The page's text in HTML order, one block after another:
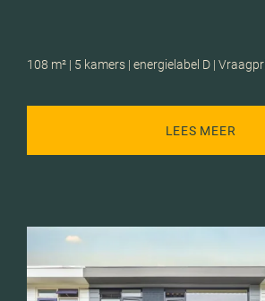
108 m² | 5 kamers | energielabel D |
LEES MEER